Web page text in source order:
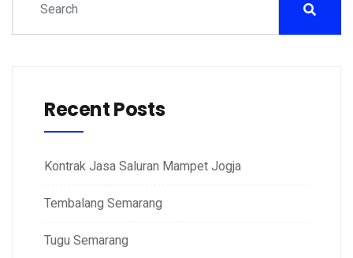
Recent Posts
Kontrak Jasa Saluran Mampet Jogja
Tembalang Semarang
Tugu Semarang